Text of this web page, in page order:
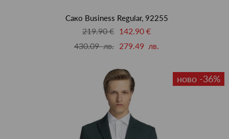
Сако Business Regular, 92255
219.90 € 142.90 €
430.09 лв. 279.49 лв.
ново -36%